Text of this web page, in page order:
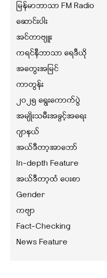
မြန်မာဘာသာ FM Radio
ဆောင်းပါး
အင်တာဗျူး
ကရင်နီဘာသာ ရေဒီယို
အတွေးအမြင်
ကာတွန်း
၂၀၂၅ ရွေးကောက်ပွဲ
အမျိုးသမီးအခွင့်အရေး
ဂျာနယ်
အယ်ဒီတာ့အာဘော်
In-depth Feature
အယ်ဒီတာ့ထံ ပေးစာ
Gender
ကဗျာ
Fact-Checking
News Feature